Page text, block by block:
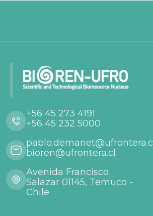
+56 45 273 4191
+56 45 232 5000
pablo.demanet@ufrontera.cl
bioren@ufrontera.cl
Avenida Francisco
Salazar 01145, Temuco -
Chile